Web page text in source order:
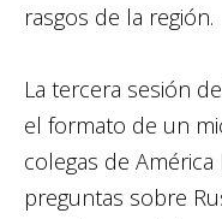
rasgos de la región.
La tercera sesión
el formato de un
colegas de
preguntas sobre